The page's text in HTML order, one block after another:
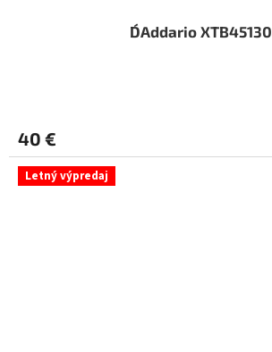
D´Addario XTB45130
40 €
Letný výpredaj